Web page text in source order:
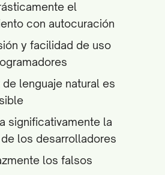
el
con autocuración
y facilidad de uso
de lenguaje natural es
significativamente la
los desarrolladores
los falsos